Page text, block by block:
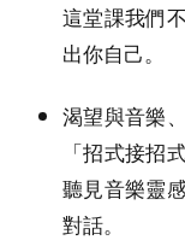
這堂課我們
出你自己。
渴望與音樂
「招式接招
聽見音樂靈
對話。